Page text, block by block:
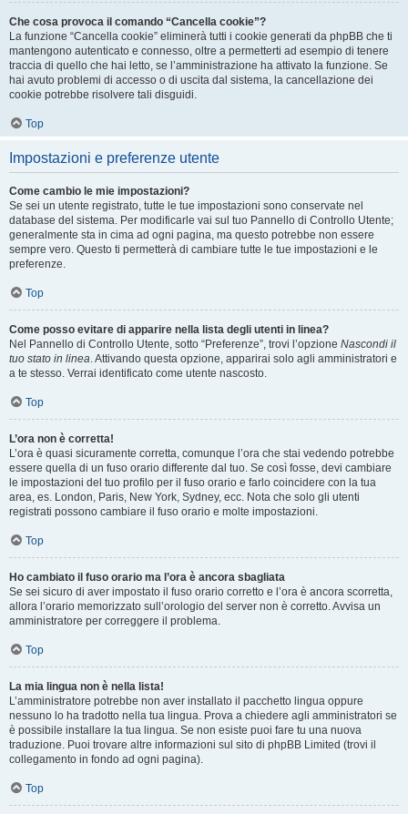
Che cosa provoca il comando “Cancella cookie”?
La funzione “Cancella cookie” eliminerà tutti i cookie generati da phpBB che ti
mantengono autenticato e connesso, oltre a permetterti ad esempio di tenere
traccia di quello che hai letto, se l’amministrazione ha attivato la funzione. Se
hai avuto problemi di accesso o di uscita dal sistema, la cancellazione dei
cookie potrebbe risolvere tali disguidi.
Top
Impostazioni e preferenze utente
Come cambio le mie impostazioni?
Se sei un utente registrato, tutte le tue impostazioni sono conservate nel
database del sistema. Per modificarle vai sul tuo Pannello di Controllo Utente;
generalmente sta in cima ad ogni pagina, ma questo potrebbe non essere
sempre vero. Questo ti permetterà di cambiare tutte le tue impostazioni e le
preferenze.
Top
Come posso evitare di apparire nella lista degli utenti in linea?
Nel Pannello di Controllo Utente, sotto “Preferenze”, trovi l’opzione Nascondi il
tuo stato in linea. Attivando questa opzione, apparirai solo agli amministratori e
a te stesso. Verrai identificato come utente nascosto.
Top
L’ora non è corretta!
L’ora è quasi sicuramente corretta, comunque l’ora che stai vedendo potrebbe
essere quella di un fuso orario differente dal tuo. Se così fosse, devi cambiare
le impostazioni del tuo profilo per il fuso orario e farlo coincidere con la tua
area, es. London, Paris, New York, Sydney, ecc. Nota che solo gli utenti
registrati possono cambiare il fuso orario e molte impostazioni.
Top
Ho cambiato il fuso orario ma l’ora è ancora sbagliata
Se sei sicuro di aver impostato il fuso orario corretto e l’ora è ancora scorretta,
allora l’orario memorizzato sull’orologio del server non è corretto. Avvisa un
amministratore per correggere il problema.
Top
La mia lingua non è nella lista!
L’amministratore potrebbe non aver installato il pacchetto lingua oppure
nessuno lo ha tradotto nella tua lingua. Prova a chiedere agli amministratori se
è possibile installare la tua lingua. Se non esiste puoi fare tu una nuova
traduzione. Puoi trovare altre informazioni sul sito di phpBB Limited (trovi il
collegamento in fondo ad ogni pagina).
Top